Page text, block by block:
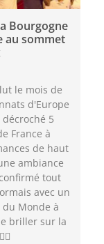
Bourgogne
au sommet
le mois de
d'Europe
5
France à
de haut
ambiance
tout
avec un
Monde à
briller sur la
🏄‍♂️